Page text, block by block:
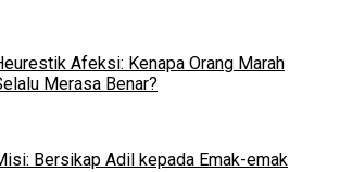
Afeksi: Kenapa Orang Marah
Merasa Benar?
Bersikap Adil kepada Emak-emak